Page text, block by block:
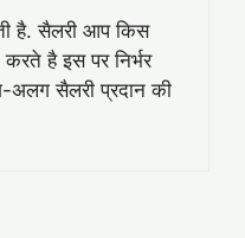
है. सैलरी आप किस
है इस पर निर्भर
सैलरी प्रदान की